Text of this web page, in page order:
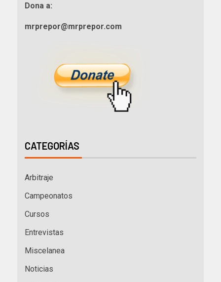
Dona a:
mrprepor@mrprepor.com
CATEGORÍAS
Arbitraje
Campeonatos
Cursos
Entrevistas
Miscelanea
Noticias